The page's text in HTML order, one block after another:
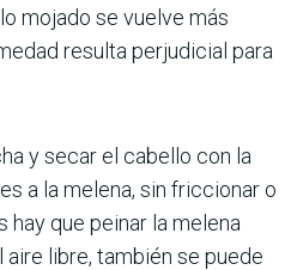
mojado se vuelve más
resulta perjudicial para
y secar el cabello con la
a la melena, sin friccionar o
hay que peinar la melena
libre, también se puede